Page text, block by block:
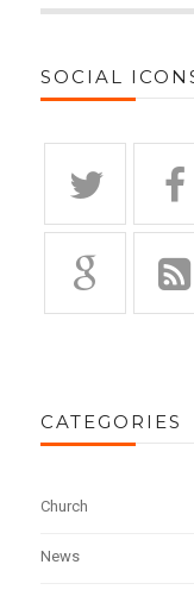
SOCIAL
CATEGORIES
Church
News